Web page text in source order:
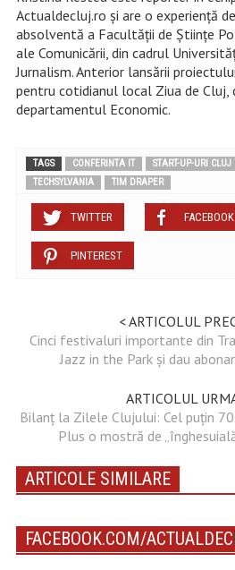
Actualdecluj.ro și are o experiență
absolventă a Facultății de Științe
ale Comunicării, din cadrul
Jurnalism. Anterior lansării
pentru cotidianul local Ziua de Cluj,
departamentul Economic.
TAGS CONFERINTA IT START-UP-URI CLUJ
TECHSYLVANIA
TIM DRAPER
TWITTER FACEBOOK
PINTEREST
< ARTICOLUL
Cinci festivaluri importante din
Jazz in the Park și dau
ARTICOLUL
Bilanț la Zilele Clujului: Cel puțin
Plus o mostră de
ARTICOLE SIMILARE
FACEBOOK.COM/